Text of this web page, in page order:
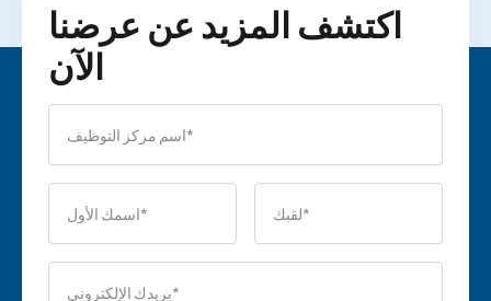
اكتشف المزيد عن عرضنا
الآن